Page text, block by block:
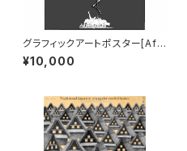
グラフィックアートポスター[Afri
ca-Tanzania] B1サイズ
¥10,000